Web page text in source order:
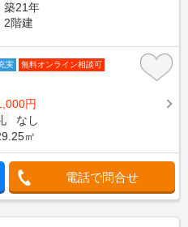
築21年
2階建
実 無料オンライン相談可
円
なし
㎡
電話で問合せ